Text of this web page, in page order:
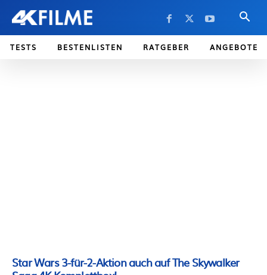
TESTS BESTENLISTEN RATGEBER ANGEBOTE
Star Wars 3-für-2-Aktion auch auf The Skywalker